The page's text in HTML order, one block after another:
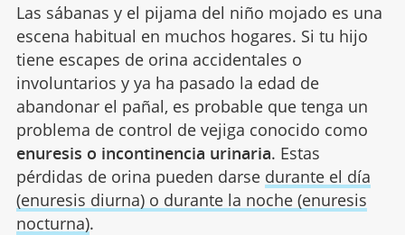
Las sábanas y el pijama del niño mojado es una
escena habitual en muchos hogares. Si tu hijo
tiene escapes de orina accidentales o
involuntarios y ya ha pasado la edad de
abandonar el pañal, es probable que tenga un
problema de control de vejiga conocido como
enuresis o incontinencia urinaria. Estas
pérdidas de orina pueden darse durante el día
(enuresis diurna) o durante la noche (enuresis
nocturna).